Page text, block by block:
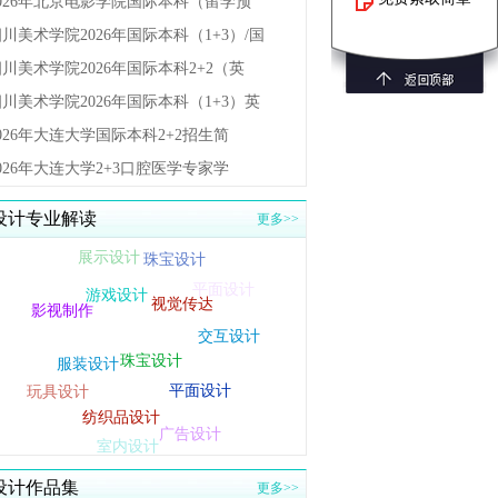
川美术学院2026年国际本科（1+3）/国
川美术学院2026年国际本科2+2（英
川美术学院2026年国际本科（1+3）英
年大连大学国际本科2+2招生简
年大连大学2+3口腔医学专家学
更多>>
计专业解读
展示设计 珠宝设计
影视制作
视觉传达
交互设计
多媒体设计
玩具设计
广告设计
室内设计
纺织品设计
更多>>
计作品集